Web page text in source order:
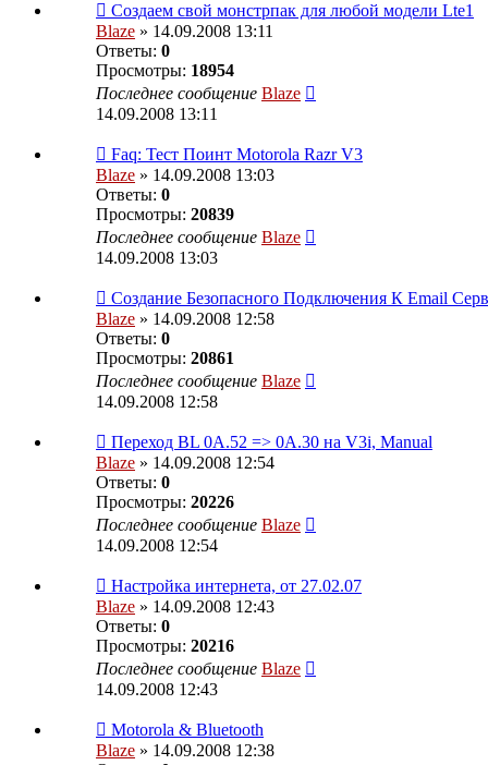
Создаем свой монстрпак для любой модели Lte1
Blaze » 14.09.2008 13:11
Ответы: 0
Просмотры: 18954
Последнее сообщение Blaze
14.09.2008 13:11
Faq: Тест Поинт Motorola Razr V3
Blaze » 14.09.2008 13:03
Ответы: 0
Просмотры: 20839
Последнее сообщение Blaze
14.09.2008 13:03
Создание Безопасного Подключения К Email
Blaze » 14.09.2008 12:58
Ответы: 0
Просмотры: 20861
Последнее сообщение Blaze
14.09.2008 12:58
Переход BL 0A.52 => 0A.30 на V3i, Manual
Blaze » 14.09.2008 12:54
Ответы: 0
Просмотры: 20226
Последнее сообщение Blaze
14.09.2008 12:54
Настройка интернета, от 27.02.07
Blaze » 14.09.2008 12:43
Ответы: 0
Просмотры: 20216
Последнее сообщение Blaze
14.09.2008 12:43
Motorola & Bluetooth
Blaze » 14.09.2008 12:38